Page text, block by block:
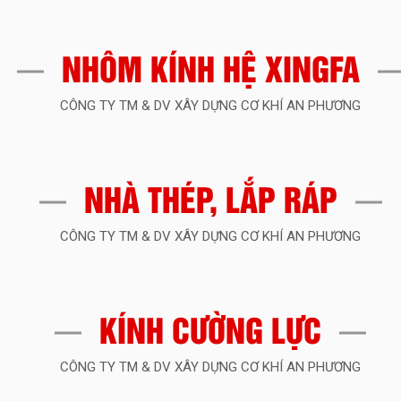
NHÔM KÍNH HỆ XINGFA
CÔNG TY TM & DV XÂY DỰNG CƠ KHÍ AN PHƯƠNG
NHÀ THÉP, LẮP RÁP
CÔNG TY TM & DV XÂY DỰNG CƠ KHÍ AN PHƯƠNG
KÍNH CƯỜNG LỰC
CÔNG TY TM & DV XÂY DỰNG CƠ KHÍ AN PHƯƠNG